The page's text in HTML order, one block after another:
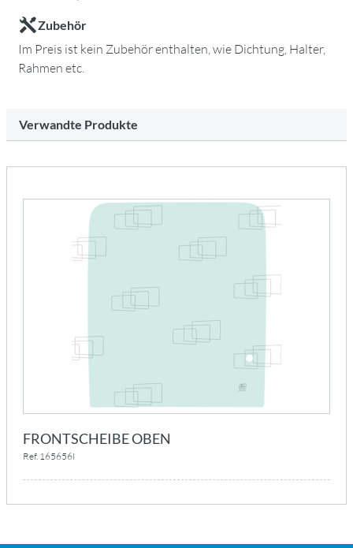
Zubehör
Im Preis ist kein Zubehör enthalten, wie Dichtung, Halter,
Rahmen etc.
Verwandte Produkte
FRONTSCHEIBE OBEN
Ref. 165656I